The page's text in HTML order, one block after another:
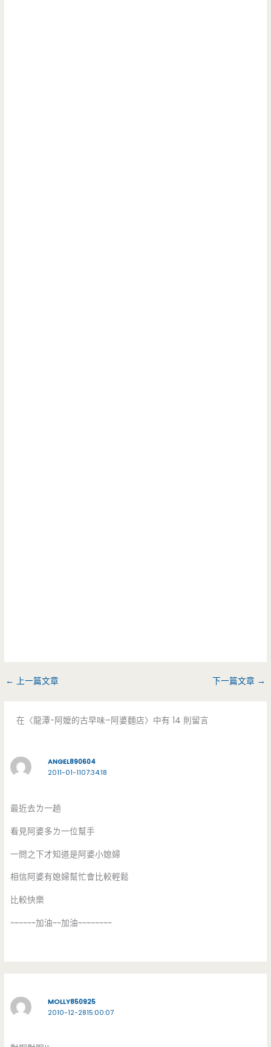
← 上一篇文章 下一篇文章 →
在〈龍潭-阿嬤的古早味–阿婆麵店〉中有 14 則留言
ANGEL890604
2011-01-1107:34:18
最近去ㄌ一趟
看見阿婆多ㄌ一位幫手
一問之下才知道是阿婆小媳婦
相信阿婆有媳婦幫忙會比較輕鬆
比較快樂
~~~~~~加油~~加油~~~~~~~~
MOLLY850925
2010-12-2815:00:07